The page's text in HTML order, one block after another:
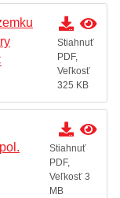
Stiahnuť
PDF,
Veľkosť
325 KB
Stiahnuť
PDF,
Veľkosť 3
MB